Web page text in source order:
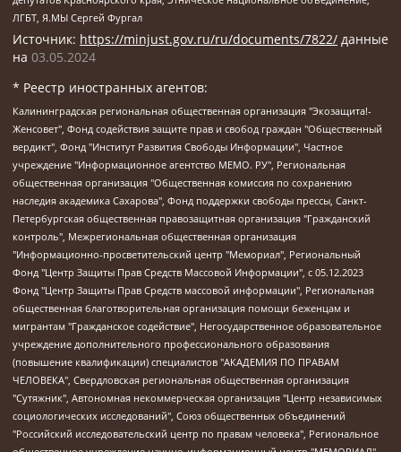
ЛГБТ, Я.МЫ Сергей Фургал
Источник: https://minjust.gov.ru/ru/documents/7822/ данные
на 03.05.2024
* Реестр иностранных агентов:
Калининградская региональная общественная организация "Экозащита!-Женсовет", Фонд содействия защите прав и свобод граждан "Общественный вердикт", Фонд "Институт Развития Свободы Информации", Частное учреждение "Информационное агентство МЕМО. РУ", Региональная общественная организация "Общественная комиссия по сохранению наследия академика Сахарова", Фонд поддержки свободы прессы, Санкт-Петербургская общественная правозащитная организация "Гражданский контроль", Межрегиональная общественная организация "Информационно-просветительский центр "Мемориал", Региональный Фонд "Центр Защиты Прав Средств Массовой Информации", с 05.12.2023 Фонд "Центр Защиты Прав Средств массовой информации", Региональная общественная благотворительная организация помощи беженцам и мигрантам "Гражданское содействие", Негосударственное образовательное учреждение дополнительного профессионального образования (повышение квалификации) специалистов "АКАДЕМИЯ ПО ПРАВАМ ЧЕЛОВЕКА", Свердловская региональная общественная организация "Сутяжник", Автономная некоммерческая организация "Центр независимых социологических исследований", Союз общественных объединений "Российский исследовательский центр по правам человека", Региональное общественное учреждение научно-информационный центр "МЕМОРИАЛ", Некоммерческая организация "Фонд защиты гласности", Автономная некоммерческая организация "Институт прав человека", Городская общественная организация "Екатеринбургское общество "МЕМОРИАЛ", Городская общественная организация "Рязанское историко-просветительское и правозащитное общество "Мемориал" (Рязанский Мемориал), Челябинский региональный орган общественной самодеятельности – женское общественное объединение "Женщины Евразии", Челябинский региональный орган общественной самодеятельности "Уральская правозащитная группа", Фонд содействия защите здоровья и социальной справедливости имени Андрея Рылькова, Автономная Некоммерческая Организация "Аналитический Центр Юрия Левады", Автономная некоммерческая организация социальной поддержки населения "Проект Апрель", Региональная общественная организация помощи женщинам и детям, находящимся в кризисной ситуации "Информационно-методический центр "Анна", Фонд содействия развитию массовых коммуникаций и правовому просвещению "Так-так-Так", Фонд содействия устойчивому развитию "Серебряная тайга", Свердловский региональный общественный фонд социальных проектов "Новое время", "Idel.Реалии", Кавказ.Реалии, Крым.Реалии, Телеканал Настоящее Время, Татаро-башкирская служба Радио Свобода (Azatliq Radiosi), Радио Свободная Европа/Радио Свобода (PCE/PC), "Сибирь.Реалии", "Фактограф", Благотворительный фонд помощи осужденным и их семьям, Автономная некоммерческая организация "Институт глобализации и социальных движений", Фонд "В защиту прав заключенных", Частное учреждение "Центр поддержки и содействия развитию средств массовой информации", Пензенский региональный общественный благотворительный фонд "Гражданский союз", "Север.Реалии", Некоммерческая организация Фонд "Правовая инициатива", Общество с ограниченной ответственностью "Радио Свободная Европа/Радио Свобода", Чешское информационное агентство "MEDIUM-ORIENT", Красноярская региональная общественная организация "Мы против СПИДа", Камалягин Денис Николаевич, Маркелов Сергей Евгеньевич, Пономарев Лев Александрович, Савицкая Людмила Алексеевна, Автономная некоммерческая организация "Центр по работе с проблемой насилия "НАСИЛИЮ.НЕТ", Межрегиональный профессиональный союз работников здравоохранения "Альянс врачей", Юридическое лицо, зарегистрированное в Латвийской Республике, SIA "Medusa Project" (регистрационный номер 40103797863, дата регистрации 10.06.2014), Некоммерческая организация "Фонд по борьбе с коррупцией", Автономная некоммерческая организация "Институт права и публичной политики", Баданин Роман Сергеевич, Гликин Максим Александрович, Железнова Мария Михайловна, Лукьянова Юлия Сергеевна, Маетная Елизавета Витальевна, Маняхин Петр Борисович, Чуракова Ольга Владимировна, Ярош Юлия Петровна, Юридическое лицо "The Insider SIA", зарегистрированное в Риге, Латвийская Республика (дата регистрации 26.06.2015), являющееся администратором доменного имени интернет-издания "The Insider SIA", https://theins.ru, Постернак Алексей Евгеньевич, Рубин Михаил Аркадьевич, Анин Роман Александрович, Юридическое лицо Istories fonds, зарегистрированное в Латвийской Республике (регистрационный номер 50008295751, дата регистрации 24.02.2020), Великовский Дмитрий Александрович, Долинина Ирина Николаевна, Мароховская Алеся Алексеевна, Шлейнов Роман Юрьевич, Шмагун Олеся Валентиновна, Общество с ограниченной ответственностью "Альтаир 2021", Общество с ограниченной ответственностью "Вега 2021", Общество с ограниченной ответственностью "Главный редактор 2021", Общество с ограниченной ответственностью "Ромашки монолит", Важенков Артем Валерьевич, Ивановская областная общественная организация "Центр гендерных исследований", Гурман Юрий Альбертович, Медиапроект "ОВД-Инфо", Егоров Владимир Владимирович, Жилинский Владимир Александрович, Общество с ограниченной ответственностью "ЗП", Иванова София Юрьевна, Карезина Инна Павловна, Кильтау Екатерина Викторовна, Петров Алексей Викторович, Пискунов Сергей Евгеньевич, Смирнов Сергей Сергеевич, Тихонов Михаил Сергеевич, Общество с ограниченной ответственностью "ЖУРНАЛИСТ-ИНОСТРАННЫЙ АГЕНТ", Арапова Галина Юрьевна, Вольтская Татьяна Анатольевна, Американская компания "Mason G.E.S. Anonymous Foundation" (США), являющаяся владельцем интернет-издания https://mnews.world/, Компания "Stichting Bellingcat", зарегистрированная в Нидерландах (дата регистрации 11.07.2018), Захаров Андрей Вячеславович, Клепиковская Екатерина Дмитриевна, Общество с ограниченной ответственностью "МЕМО", Перл Роман Александрович, Симонов Евгений Алексеевич, Соловьева Елена Анатольевна, Сотников Даниил Владимирович, Сурначева Елизавета Дмитриевна, Автономная некоммерческая организация по защите прав человека и информированию населения "Якутия – Наше Мнение", Общество с ограниченной ответственностью "Москоу диджитал медиа", с 26.01.2023 Общество с ограниченной ответственностью "Чайка Белые сады", Ветошкина Валерия Валерьевна, Заговора Максим Александрович, Межрегиональное общественное движение "Российская ЛГБТ - сеть", Оленичев Максим Владимирович, Павлов Иван Юрьевич, Скворцова Елена Сергеевна, Общество с ограниченной ответственностью "Как бы инагент", Кочетков Игорь Викторович, Общество с ограниченной ответственностью "Честные выборы", Еланчик Олег Александрович, Общество с ограниченной ответственностью "Нобелевский призыв", Гималова Регина Эмилевна, Григорьев Андрей Валерьевич, Григорьева Алина Александровна, Ассоциация по содействию защите прав призывников, альтернативнослужащих и военнослужащих "Правозащитная группа "Гражданин.Армия.Право", Хисамова Регина Фаритовна, Автономная некоммерческая организация по реализации социально-правовых программ "Лилит", Дальневосточное общественное движение "Маяк", Санкт-Петербургская ЛГБТ-инициативная группа "Выход", Инициативная группа ЛГБТ+ "Реверс", Алексеев Андрей Викторович, Бекбулатова Таисия Львовна, Беляев Иван Михайлович, Владыкина Елена Сергеевна, Гельман Марат Александрович, Никульшина Вероника Юрьевна, Толоконникова Надежда Андреевна, Шендерович Виктор Анатольевич, Общество с ограниченной ответственностью "Данное сообщение", Общество с ограниченной ответственностью Издательский дом "Новая глава", Айнбиндер Александра Александровна, Московский комьюнити-центр для ЛГБТ+инициатив, Благотворительный фонд развития филантропии, Deutsche Welle (Германия, Kurt-Schumacher-Strasse 3, 53113 Bonn), Борзунова Мария Михайловна, Воробьев Виктор Викторович, Голубева Анна Львовна, Константинова Алла Михайловна, Малкова Ирина Владимировна, Мурадов Мурад Абдулгалимович, Осетинская Елизавета Николаевна, Понасенков Евгений Николаевич, Ганапольский Матвей Юрьевич, Киселев Евгений Алексеевич, Борухович Ирина Григорьевна, Дремин Иван Тимофеевич, Дубровский Дмитрий Викторович, Красноярская региональная общественная организация поддержки и развития альтернативных образовательных технологий и межкультурных коммуникаций "ИНТЕРРА", Маяковская Екатерина Алексеевна, Фейгин Марк Захарович, Филимонов Андрей Викторович, Дзугкоева Регина Николаевна, Доброхотов Роман Александрович, Дудь Юрий Александрович, Елкин Сергей Владимирович, Кругликов Кирилл Игоревич, Сабунаева Мария Леонидовна, Семенов Алексей Владимирович, Шаинян Карен Багратович, Шульман Екатерина Михайловна, Асафьев Артур Валерьевич, Вахштайн Виктор Семенович, Венедиктов Алексей Алексеевич, Лушникова Екатерина Евгеньевна, Волков Леонид Михайлович, Невзоров Александр Глебович, Пархоменко Сергей Борисович, Сироткин Ярослав Николаевич, Кара-Мурза Владимир Владимирович, Баранова Наталья Владимировна, Гозман Леонид Яковлевич, Кагарлицкий Борис Юльевич, Климарев Михаил Валерьевич, Милов Владимир Станиславович, Автономная некоммерческая организация Краснодарский центр современного искусства "Типография", Моргенштерн Алишер Тагирович, Соболь Любовь Эдуардовна, Общество с ограниченной ответственностью "ЛИЗА НОРМ", Каспаров Гарри Кимович, Ходорковский Михаил Борисович, Общество с ограниченной ответственностью "Апрельские тезисы", Данилович Ирина Брониславовна, Кашин Олег Владимирович, Петров Николай Владимирович, Пивоваров Алексей Владимирович, Соколов Михаил Владимирович, Цветкова Юлия Владимировна, Чичваркин Евгений Александрович, Комитет против пыток/Команда против пыток, Общество с ограниченной ответственностью "Первый научный", Общество с ограниченной ответственностью "Вертолет и ко", Белоцерковская Вероника Борисовна, Кац Максим Евгеньевич, Лазарева Татьяна Юрьевна, Шаведдинов Руслан Табризович, Яшин Илья Валерьевич, Общество с ограниченной ответственностью "Иноагент ААВ", Алешковский Дмитрий Петрович, Альбац Евгения Марковна, Быков Дмитрий Львович, Галямина Юлия Евгеньевна, Лойко Сергей Леонидович, Мартынов Кирилл Константинович, Медведев Сергей Александрович, Крашенинников Федор Геннадиевич, Гордеева Катерина Вл